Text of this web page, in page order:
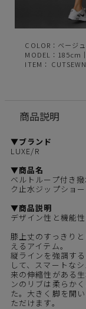
COLOR：ベージュ
MODEL：185cm
ITEM： CUTSEWN
商品説明
▼ブランド
LUXE/R
▼商品名
ベルトループ付き
ク止水ジップショ
▼商品説明
デザイン性と機能
膝上丈のすっきり
えるアイテム。
縦ラインを強調す
して、スマートな
来の伸縮性がある
ンのリブは柔らか
た。大きく脚を開
ただけます。